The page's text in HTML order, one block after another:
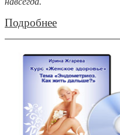
Подробнее